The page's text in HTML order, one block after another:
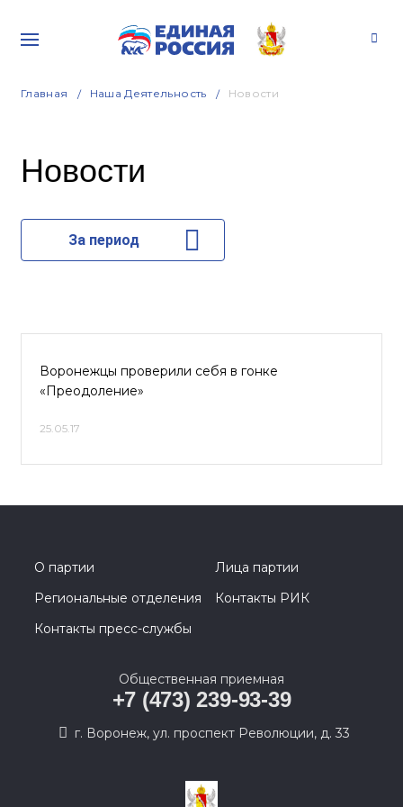
Главная Наша Деятельность Новости
Новости
За период
Воронежцы проверили себя в гонке
«Преодоление»
25.05.17
О партии
Лица партии
Региональные отделения
Контакты РИК
Контакты пресс-службы
Общественная приемная
+7 (473) 239-93-39
г. Воронеж, ул. проспект Революции, д. 33